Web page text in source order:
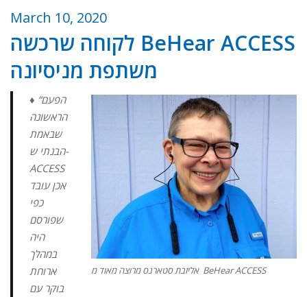
March 10, 2020
לקוחה שרכשה BeHear ACCESS
משתפת מניסיונה
אליזבת סטארנס מרוצה מאוד מ BeHear ACCESS
♦ “הפעם
הראשונה
שבאמת
הבנתי ש-
ACCESS
אכן עובד
כפי
שפורסם
היה
במהלך
ארוחת
בוקר עם